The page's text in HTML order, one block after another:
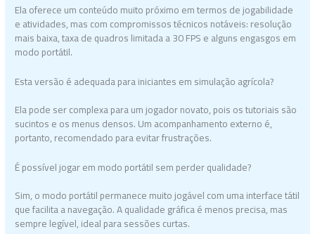
Ela oferece um conteúdo muito próximo em termos de jogabilidade
e atividades, mas com compromissos técnicos notáveis: resolução
mais baixa, taxa de quadros limitada a 30 FPS e alguns engasgos em
modo portátil.
Esta versão é adequada para iniciantes em simulação agrícola?
Ela pode ser complexa para um jogador novato, pois os tutoriais são
sucintos e os menus densos. Um acompanhamento externo é,
portanto, recomendado para evitar frustrações.
É possível jogar em modo portátil sem perder qualidade?
Sim, o modo portátil permanece muito jogável com uma interface tátil
que facilita a navegação. A qualidade gráfica é menos precisa, mas
sempre legível, ideal para sessões curtas.